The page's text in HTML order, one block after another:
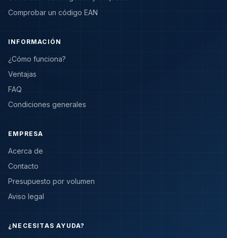
Comprobar un código EAN
INFORMACIÓN
¿Cómo funciona?
Ventajas
FAQ
Condiciones generales
EMPRESA
Acerca de
Contacto
Presupuesto por volumen
Aviso legal
¿NECESITAS AYUDA?